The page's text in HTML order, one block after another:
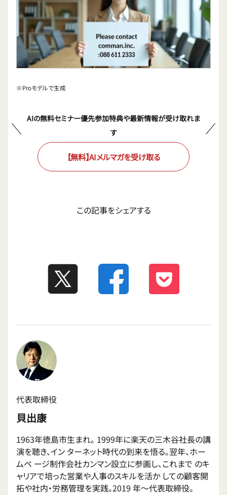
※Proモデルで生成
AIの無料セミナー優先参加特典や最新情報が受け取れま
す
【無料】AIメルマガを受け取る
この記事をシェアする
代表取締役
貝出康
1963年徳島市生まれ。 1999年に楽天の三木谷社長の講
演を聴き、イン ターネット時代の到来を悟る。翌年、ホー
ムペ ージ制作会社カンマン設立に参画し、これまで のキ
ャリアで培った営業や人事のスキルを活か しての顧客開
拓や社内・労務管理を実践。2019 年〜代表取締役。